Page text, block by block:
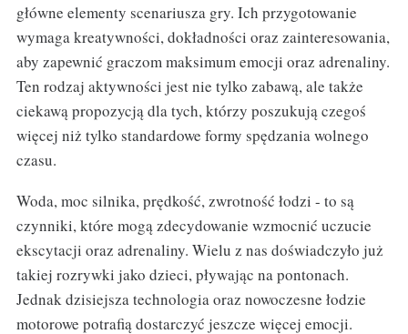
główne elementy scenariusza gry. Ich przygotowanie
wymaga kreatywności, dokładności oraz zainteresowania,
aby zapewnić graczom maksimum emocji oraz adrenaliny.
Ten rodzaj aktywności jest nie tylko zabawą, ale także
ciekawą propozycją dla tych, którzy poszukują czegoś
więcej niż tylko standardowe formy spędzania wolnego
czasu.
Woda, moc silnika, prędkość, zwrotność łodzi - to są
czynniki, które mogą zdecydowanie wzmocnić uczucie
ekscytacji oraz adrenaliny. Wielu z nas doświadczyło już
takiej rozrywki jako dzieci, pływając na pontonach.
Jednak dzisiejsza technologia oraz nowoczesne łodzie
motorowe potrafią dostarczyć jeszcze więcej emocji.